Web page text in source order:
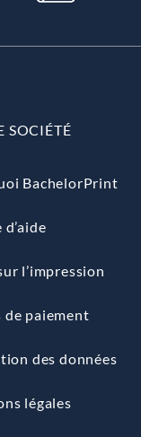
SOCIÉTÉ
BachelorPrint
l’impression
de paiement
des données
légales